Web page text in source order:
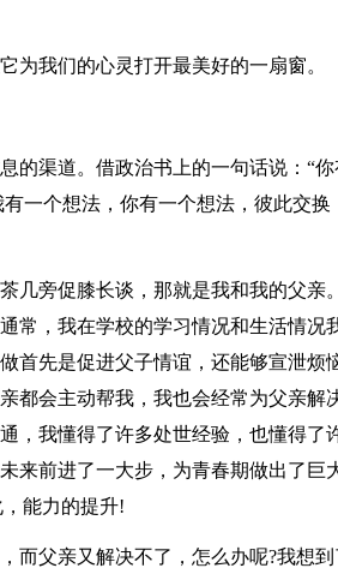
我们的心灵打开最美好的一扇窗。
渠道。借政治书上的一句话说：“你
一个想法，你有一个想法，彼此交换
旁促膝长谈，那就是我和我的父亲
常，我在学校的学习情况和生活情况
首先是促进父子情谊，还能够宣泄烦
都会主动帮我，我也会经常为父亲解
，我懂得了许多处世经验，也懂得了
来前进了一大步，为青春期做出了巨
能力的提升!
父亲又解决不了，怎么办呢?我想到